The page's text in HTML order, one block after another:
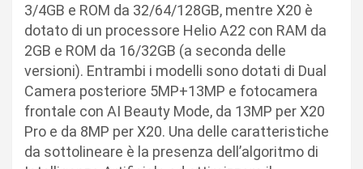
3/4GB e ROM da 32/64/128GB, mentre X20 è
dotato di un processore Helio A22 con RAM da
2GB e ROM da 16/32GB (a seconda delle
versioni). Entrambi i modelli sono dotati di Dual
Camera posteriore 5MP+13MP e fotocamera
frontale con AI Beauty Mode, da 13MP per X20
Pro e da 8MP per X20. Una delle caratteristiche
da sottolineare è la presenza dell’algoritmo di